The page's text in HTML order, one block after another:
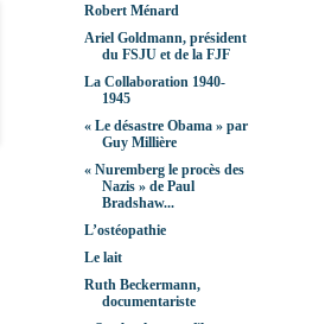
Robert Ménard
Ariel Goldmann, président
du FSJU et de la FJF
La Collaboration 1940-
1945
« Le désastre Obama » par
Guy Millière
« Nuremberg le procès des
Nazis » de Paul
Bradshaw...
L’ostéopathie
Le lait
Ruth Beckermann,
documentariste